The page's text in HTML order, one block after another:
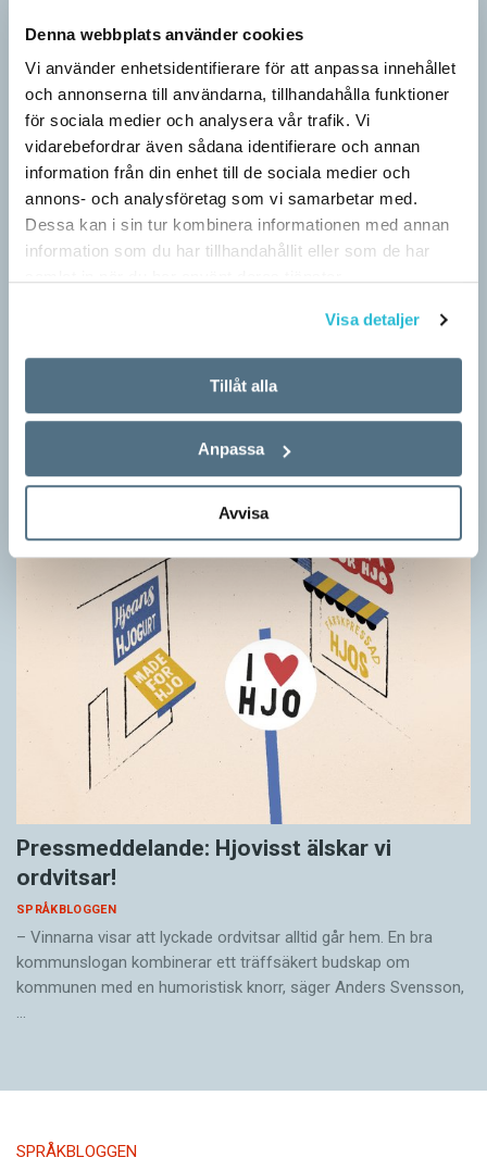
Denna webbplats använder cookies
Vi använder enhetsidentifierare för att anpassa innehållet
och annonserna till användarna, tillhandahålla funktioner
för sociala medier och analysera vår trafik. Vi
vidarebefordrar även sådana identifierare och annan
information från din enhet till de sociala medier och
annons- och analysföretag som vi samarbetar med.
Dessa kan i sin tur kombinera informationen med annan
information som du har tillhandahållit eller som de har
Visa detaljer
Tillåt alla
Anpassa
Avvisa
Särskolan byter namn
SPRÅKBLOGGEN
Grundsärskola byter namn till anpassad grundskola och
Pressmeddelande: Hjovisst älskar vi
ordvitsar!
SPRÅKBLOGGEN
– Vinnarna visar att lyckade ordvitsar alltid går hem. En bra
kommunslogan kombinerar ett träffsäkert budskap om
kommunen med en humoristisk knorr, säger Anders Svensson,
…
SPRÅKBLOGGEN